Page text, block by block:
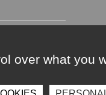
over what you